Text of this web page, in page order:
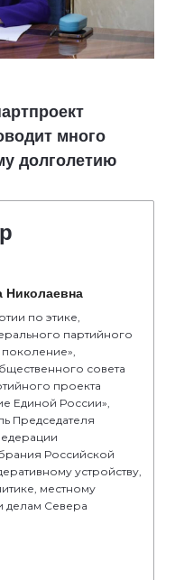
много
долголетию
Николаевна
по этике,
партийного
совета
проекта
Единой России»,
Председателя
Российской
устройству,
местному
делам Севера